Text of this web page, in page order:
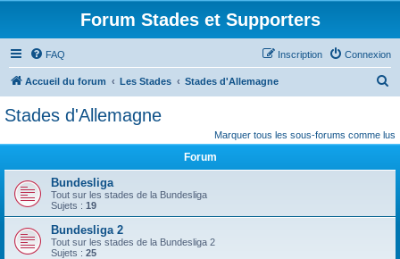
Forum Stades et Supporters
FAQ Connexion
Inscription
Accueil du forum Les Stades Stades d'Allemagne
h
Stades d'Allemagne
Marquer tous les sous-forums comme lus
Forum
Bundesliga
Tout sur les stades de la Bundesliga
Sujets : 19
Bundesliga 2
Tout sur les stades de la Bundesliga 2
Sujets : 25